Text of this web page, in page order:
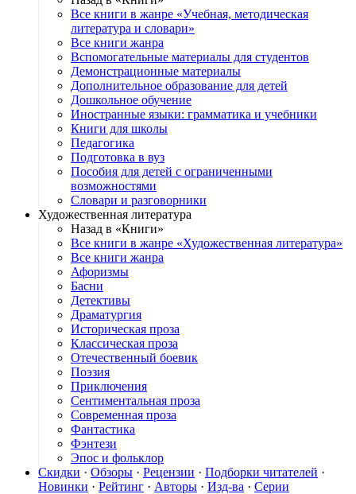
Все книги в жанре «Учебная, методическая
литература и словари»
Все книги жанра
Вспомогательные материалы для студентов
Демонстрационные материалы
Дополнительное образование для детей
Дошкольное обучение
Иностранные языки: грамматика и учебники
Книги для школы
Педагогика
Подготовка в вуз
Пособия для детей с ограниченными
возможностями
Словари и разговорники
Художественная литература
Назад в «Книги»
Все книги в жанре «Художественная литература»
Все книги жанра
Афоризмы
Басни
Детективы
Драматургия
Историческая проза
Классическая проза
Отечественный боевик
Поэзия
Приключения
Сентиментальная проза
Современная проза
Фантастика
Фэнтези
Эпос и фольклор
Скидки · Обзоры · Рецензии · Подборки читателей ·
Новинки · Рейтинг · Авторы · Изд-ва · Серии